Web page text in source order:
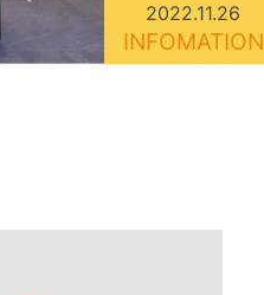
2022.11.26
INFOMATION